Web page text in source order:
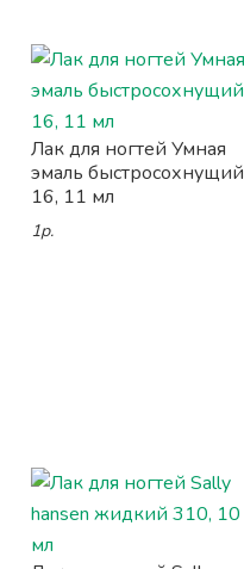
Лак для ногтей Умная
эмаль быстросохнущий
16, 11 мл
1р.